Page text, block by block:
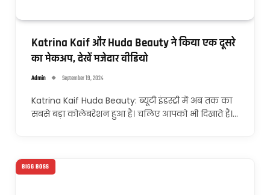
Katrina Kaif और Huda Beauty ने किया एक दूसरे
का मेकअप, देखें मजेदार वीडियो
Admin September 19, 2024
Katrina Kaif Huda Beauty: ब्यूटी इंडस्ट्री में अब तक का
सबसे बड़ा कोलेबरेशन हुआ है। चलिए आपको भी दिखाते हैं।…
BIGG BOSS